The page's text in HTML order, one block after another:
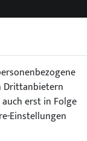
B2B Kunden
Fahrzeugpflege
Drittanbietern
erst in Folge
Einstellungen